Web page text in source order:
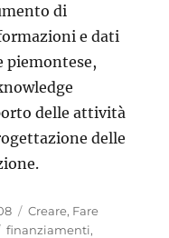
di
e dati
piemontese,
delle attività
delle
Categorie
Creare, Fare
Tag
finanziamenti,